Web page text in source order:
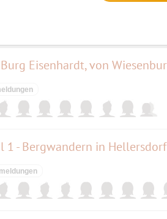
1 - Bergwandern in Hellersdorf